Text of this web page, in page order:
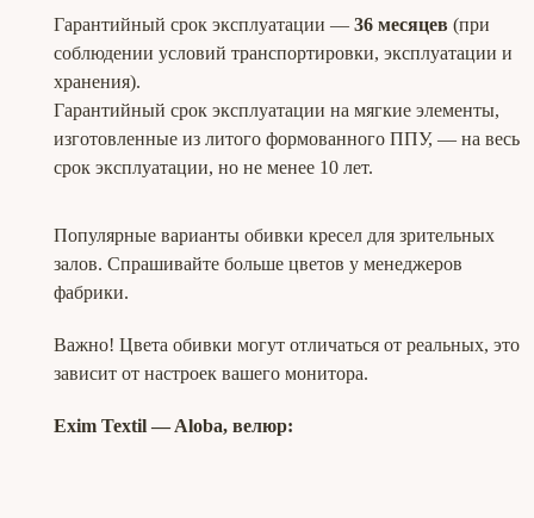
Гарантийный срок эксплуатации — 36 месяцев (при
соблюдении условий транспортировки, эксплуатации и
хранения).
Гарантийный срок эксплуатации на мягкие элементы,
изготовленные из литого формованного ППУ, — на весь
срок эксплуатации, но не менее 10 лет.
Популярные варианты обивки кресел для зрительных
залов. Спрашивайте больше цветов у менеджеров
фабрики.
Важно! Цвета обивки могут отличаться от реальных, это
зависит от настроек вашего монитора.
Exim Textil ― Aloba, велюр: